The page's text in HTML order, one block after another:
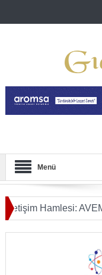
Menü
Hamlesi: AVEME
Dönüşümü Başladı